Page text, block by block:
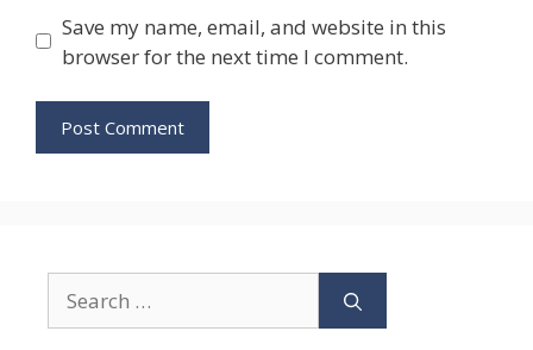
Save my name, email, and website in this
browser for the next time I comment.
for: